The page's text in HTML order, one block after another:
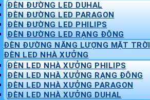
ĐÈN ĐƯỜNG LED DUHAL
ĐÈN ĐƯỜNG LED PARAGON
ĐÈN ĐƯỜNG LED PHILIPS
ĐÈN ĐƯỜNG LED RẠNG ĐÔNG
ĐÈN ĐƯỜNG NĂNG LƯỢNG MẶT TRỜI
ĐÈN LED NHÀ XƯỞNG
ĐÈN LED NHÀ XƯỞNG PHILIPS
ĐÈN LED NHÀ XƯỞNG RẠNG ĐÔNG
ĐÈN LED NHÀ XƯỞNG PARAGON
ĐÈN LED NHÀ XƯỞNG DUHAL